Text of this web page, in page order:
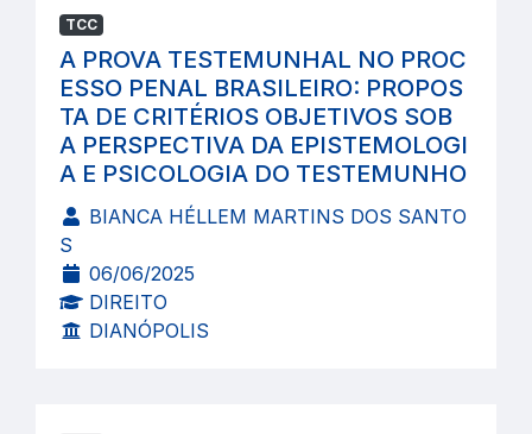
TCC
A PROVA TESTEMUNHAL NO PROC
ESSO PENAL BRASILEIRO: PROPOS
TA DE CRITÉRIOS OBJETIVOS SOB
A PERSPECTIVA DA EPISTEMOLOGI
A E PSICOLOGIA DO TESTEMUNHO
BIANCA HÉLLEM MARTINS DOS SANTO
S
06/06/2025
DIREITO
DIANÓPOLIS